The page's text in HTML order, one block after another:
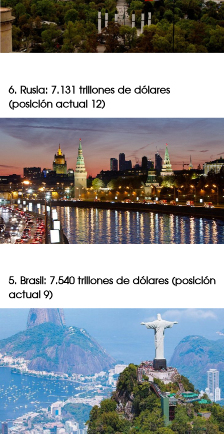
6. Rusia: 7.131 trillones de dólares
(posición actual 12)
5. Brasil: 7.540 trillones de dólares (posición
actual 9)